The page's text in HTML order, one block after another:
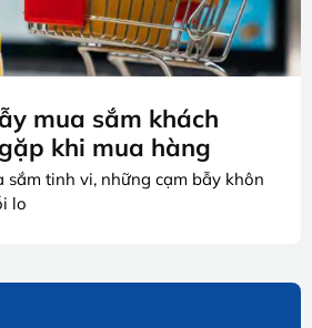
mua sắm khách
khi mua hàng
sắm tinh vi, những cạm bẫy khôn
lo